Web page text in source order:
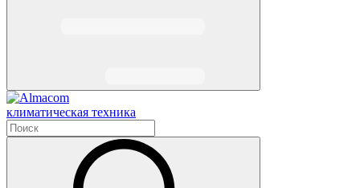
климатическая техника